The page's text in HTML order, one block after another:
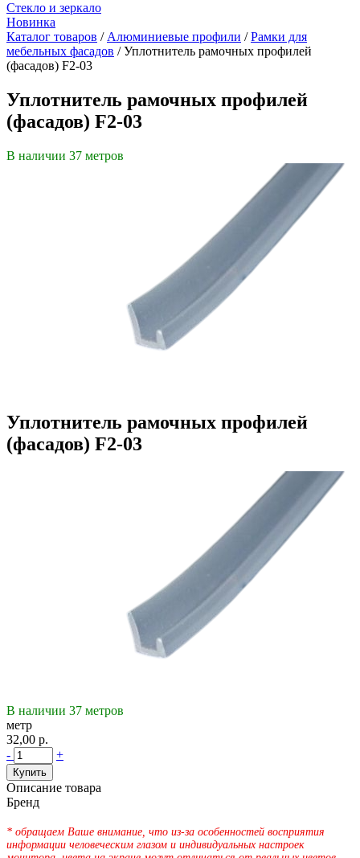
Стекло и зеркало
Новинка
Каталог товаров / Алюминиевые профили /Рамки для
мебельных фасадов /Уплотнитель рамочных профилей
(фасадов) F2-03
Уплотнитель рамочных профилей
(фасадов) F2-03
В наличии 37 метров
Уплотнитель рамочных профилей
(фасадов) F2-03
В наличии 37 метров
метр
32,00 р.
-
+
Купить
Описание товара
Бренд
* обращаем Ваше внимание, что из-за особенностей восприятия
информации человеческим глазом и индивидуальных настроек